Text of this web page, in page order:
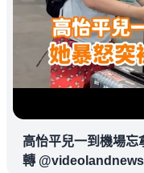
高怡平兒一到機場忘
轉 @videolandnews